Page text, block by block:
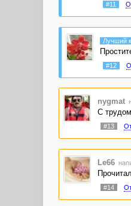
#11
Лучший
#12
nygmat
С
#13
Le66
#14